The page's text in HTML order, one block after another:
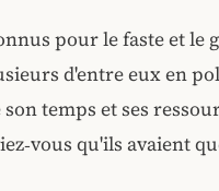
pour le faste et le
d'entre eux en
temps et ses
qu'ils avaient